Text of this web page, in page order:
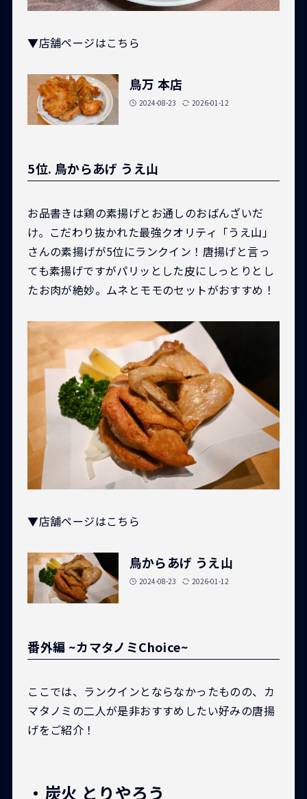
▼店舗ページはこちら
鳥万 本店
2024-08-23 2026-01-12
5位. 鳥からあげ うえ山
お品書きは鶏の素揚げとお通しのおばんざいだ
け。こだわり抜かれた最強クオリティ「うえ山」
さんの素揚げが5位にランクイン！唐揚げと言っ
ても素揚げですがパリッとした皮にしっとりとし
たお肉が絶妙。ムネとモモのセットがおすすめ！
▼店舗ページはこちら
鳥からあげ うえ山
2024-08-23 2026-01-12
番外編 ~カマタノミChoice~
ここでは、ランクインとならなかったものの、カ
マタノミの二人が是非おすすめしたい好みの唐揚
げをご紹介！
・炭火 とりやろう